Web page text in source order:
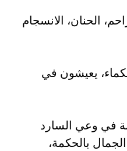
الحنان، الانسجام
يعيشون في
في وعي السارد
بالحكمة،